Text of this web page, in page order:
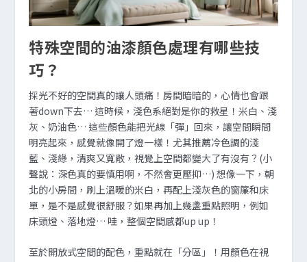
特殊空間的油漆顏色處理有哪些技
巧？
採光不好的空間真的讓人頭痛！房間暗暗的，心情也會跟
著down下去… 這時候，淺色系絕對是你的救星！米白、淺
灰、奶油色… 這些顏色能把光線「彈」回來，讓空間瞬間
明亮起來，感覺就像開了燈一樣！尤其推薦冷色調的淺
藍、淺綠，清爽又寬敞，視覺上空間都變大了有沒有？(小
聲說：深色真的要慎用啊，不然會更壓抑…) 想像一下，朝
北的小房間，刷上溫暖的米白，再配上淺灰色的窗簾和床
單，是不是感覺很舒服？如果再加上幾盞重點照明，例如
床頭燈、落地燈… 哇，整個空間感都up up！
至於開放式空間的配色，重點就在「分區」！用顏色在視